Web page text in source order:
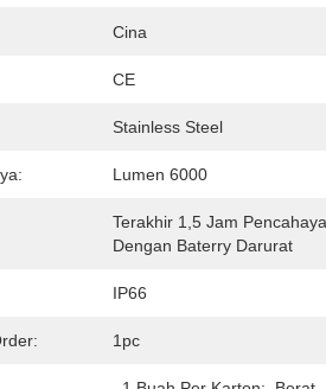
Cina
CE
Stainless Steel
Lumen 6000
Terakhir 1,5 Jam
Dengan Baterry Darurat
IP66
1pc